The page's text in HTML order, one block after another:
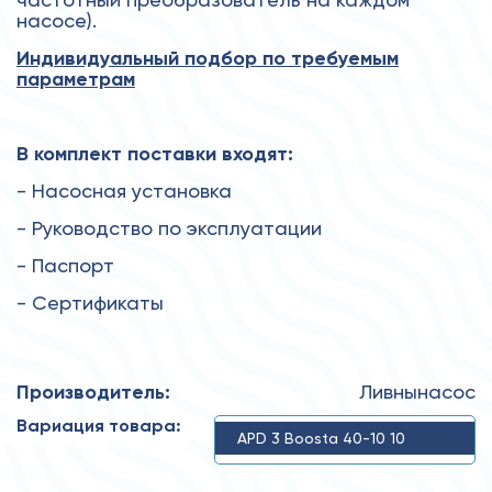
насосе).
Индивидуальный подбор по требуемым
параметрам
В комплект поставки входят:
- Насосная установка
- Руководство по эксплуатации
- Паспорт
- Сертификаты
Производитель: Ливнынасос
Вариация товара:
APD 3 Boosta 40-10 10